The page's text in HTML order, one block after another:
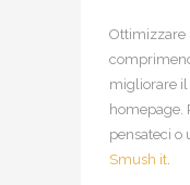
Ottimizzare
migliorare
homepage.
pensateci o
Smush it.